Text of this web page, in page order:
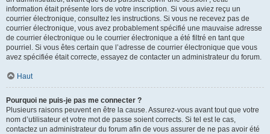
information était présente lors de votre inscription. Si vous aviez reçu un
courrier électronique, consultez les instructions. Si vous ne recevez pas de
courrier électronique, vous avez probablement spécifié une mauvaise adresse
de courrier électronique ou le courrier électronique a été filtré en tant que
pourriel. Si vous êtes certain que l’adresse de courrier électronique que vous
avez spécifiée était correcte, essayez de contacter un administrateur du forum.
Haut
Pourquoi ne puis-je pas me connecter ?
Plusieurs raisons peuvent en être la cause. Assurez-vous avant tout que votre
nom d’utilisateur et votre mot de passe soient corrects. Si tel est le cas,
contactez un administrateur du forum afin de vous assurer de ne pas avoir été